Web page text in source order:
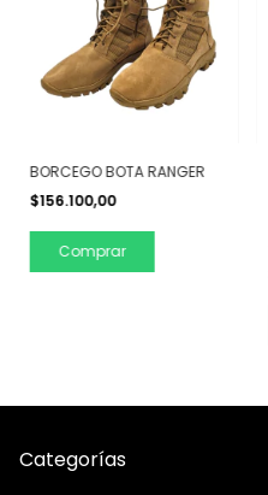
BORCEGO BOTA RANGER
$156.100,00
Comprar
Categorías